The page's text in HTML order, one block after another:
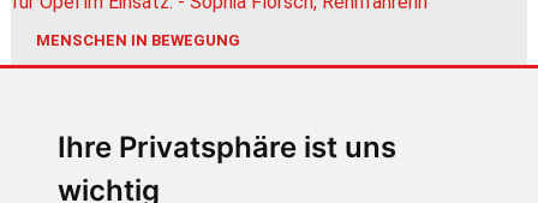
Ihre Privatsphäre ist uns
wichtig
MENSCHEN IN BEWEGUNG
Sophia Flörsch, Rennfahrerin